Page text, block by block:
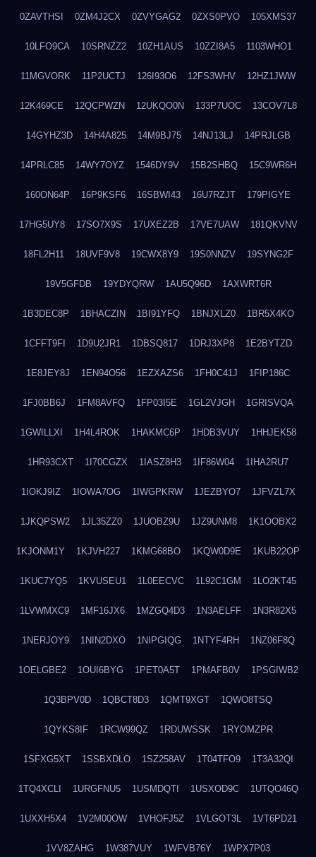
0ZAVTHSI 0ZM4J2CX 0ZVYGAG2 0ZXS0PVO 105XMS37
10LFO9CA 10SRNZZ2 10ZH1AUS 10ZZI8A5 1103WHO1
11MGVORK 11P2UCTJ 126I93O6 12FS3WHV 12HZ1JWW
12K469CE 12QCPWZN 12UKQO0N 133P7UOC 13COV7L8
14GYHZ3D 14H4A825 14M9BJ75 14NJ13LJ 14PRJLGB
14PRLC85 14WY7OYZ 1546DY9V 15B2SHBQ 15C9WR6H
160ON64P 16P9KSF6 16SBWI43 16U7RZJT 179PIGYE
17HG5UY8 17SO7X9S 17UXEZ2B 17VE7UAW 181QKVNV
18FL2H11 18UVF9V8 19CWX8Y9 19S0NNZV 19SYNG2F
19V5GFDB 19YDYQRW 1AU5Q96D 1AXWRT6R
1B3DEC8P 1BHACZIN 1BI91YFQ 1BNJXLZ0 1BR5X4KO
1CFFT9FI 1D9U2JR1 1DBSQ817 1DRJ3XP8 1E2BYTZD
1E8JEY8J 1EN94O56 1EZXAZS6 1FH0C41J 1FIP186C
1FJ0BB6J 1FM8AVFQ 1FP03I5E 1GL2VJGH 1GRISVQA
1GWILLXI 1H4L4ROK 1HAKMC6P 1HDB3VUY 1HHJEK58
1HR93CXT 1I70CGZX 1IASZ8H3 1IF86W04 1IHA2RU7
1IOKJ9IZ 1IOWA7OG 1IWGPKRW 1JEZBYO7 1JFVZL7X
1JKQPSW2 1JL35ZZ0 1JUOBZ9U 1JZ9UNM8 1K1OOBX2
1KJONM1Y 1KJVH227 1KMG68BO 1KQW0D9E 1KUB22OP
1KUC7YQ5 1KVUSEU1 1L0EECVC 1L92C1GM 1LO2KT45
1LVWMXC9 1MF16JX6 1MZGQ4D3 1N3AELFF 1N3R82X5
1NERJOY9 1NIN2DXO 1NIPGIQG 1NTYF4RH 1NZ06F8Q
1OELGBE2 1OUI6BYG 1PET0A5T 1PMAFB0V 1PSGIWB2
1Q3BPV0D 1QBCT8D3 1QMT9XGT 1QWO8TSQ
1QYKS8IF 1RCW99QZ 1RDUWSSK 1RYOMZPR
1SFXG5XT 1SSBXDLO 1SZ258AV 1T04TFO9 1T3A32QI
1TQ4XCLI 1URGFNU5 1USMDQTI 1USXOD9C 1UTQO46Q
1UXXH5X4 1V2M00OW 1VHOFJ5Z 1VLGOT3L 1VT6PD21
1VV8ZAHG 1W387VUY 1WFVB76Y 1WPX7P03